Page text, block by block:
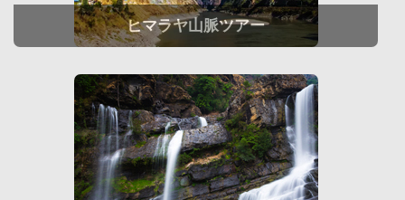
ヒマラヤ山脈ツアー